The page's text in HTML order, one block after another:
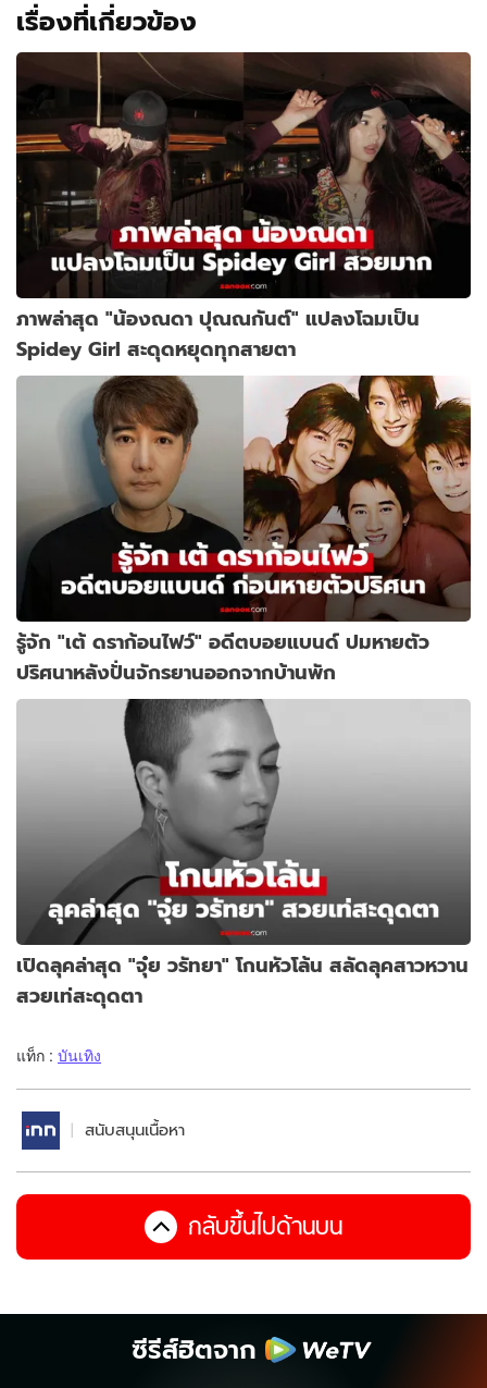
เรื่องที่เกี่ยวข้อง
ภาพล่าสุด "น้องณดา ปุณณกันต์" แปลงโฉมเป็น
Spidey Girl สะดุดหยุดทุกสายตา
รู้จัก "เต้ ดราก้อนไฟว์" อดีตบอยแบนด์ ปมหายตัว
ปริศนาหลังปั่นจักรยานออกจากบ้านพัก
เปิดลุคล่าสุด "จุ๋ย วรัทยา" โกนหัวโล้น สลัดลุคสาวหวาน
สวยเท่สะดุดตา
แท็ก : บันเทิง
สนับสนุนเนื้อหา
กลับขึ้นไปด้านบน
ซีรีส์ฮิตจาก